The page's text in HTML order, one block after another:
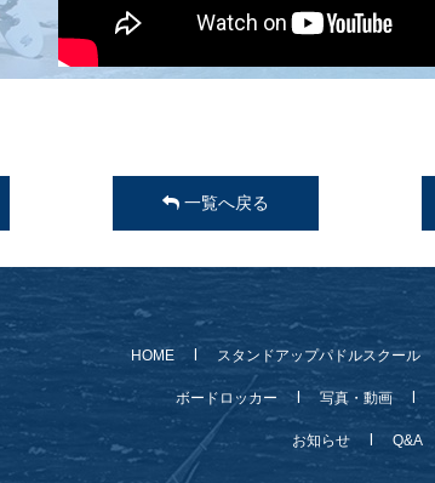
一覧へ戻る
HOME スタンドアップパドルスクール
ボードロッカー 写真・動画
お知らせ Q&A